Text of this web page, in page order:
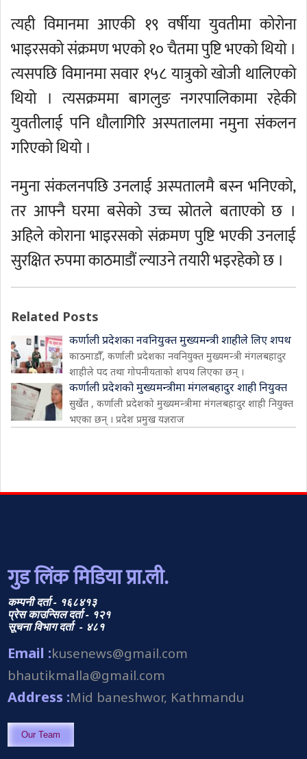
त्यही विमानमा आएकी १९ वर्षीया युवतीमा कोरोना
भाइरसको संक्रमण भएको १० चैतमा पुष्टि भएको थियो ।
त्यसपछि विमानमा सवार १५८ यात्रुको खोजी थालिएको
थियो । त्यसक्रममा बागलुङ नगरपालिकामा रहेकी
युवतीलाई पनि धौलागिरि अस्पतालमा नमुना संकलन
गरिएको थियो ।
नमुना संकलनपछि उनलाई अस्पतालमै बस्न भनिएको,
तर आफ्नै घरमा बसेको उच्च स्रोतले बताएको छ ।
अहिले कोराना भाइरसको संक्रमण पुष्टि भएकी उनलाई
सुरक्षित रुपमा काठमाडौं ल्याउने तयारी भइरहेको छ ।
Related Posts
कर्णाली प्रदेशका नवनियुक्त मुख्यमन्त्री शाहीले लिए शपथ
काठमाडौँ, कर्णाली प्रदेशका नवनियुक्त मुख्यमन्त्री मंगलबहादुर
शाहीले पद तथा गोपनीयताको शपथ लिएका छन् ।
कर्णाली प्रदेशको मुख्यमन्त्रीमा मंगलबहादुर शाही नियुक्त
सुर्खेत , कर्णाली प्रदेशको मुख्यमन्त्रीमा मंगलबहादुर शाही नियुक्त
भएका छन् । प्रदेश प्रमुख यज्ञराज
गुड लिंक मिडिया प्रा.ली.
कम्पनी दर्ता - १६८४१३
प्रेस काउन्सिल दर्ता - १२१
सूचना विभाग दर्ता - ४८१
Email :kusenews@gmail.com
bhautikmalla@gmail.com
Address :Mid baneshwor, Kathmandu
Our Team